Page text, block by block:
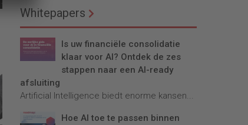
Whitepapers
Is uw financiële consolidatie
klaar voor AI? Ontdek de zes
stappen naar een AI-ready
afsluiting
Artificial Intelligence biedt enorme kansen...
Hoe AI toe te passen binnen